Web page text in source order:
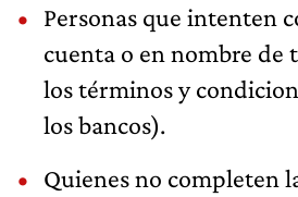
Personas que intenten
cuenta o en nombre de
los términos y
los bancos).
Quienes no completen